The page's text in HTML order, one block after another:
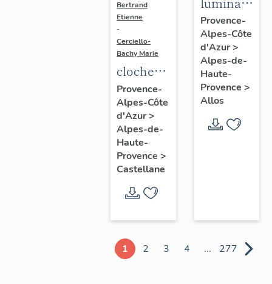
Bertrand
Etienne
-
Cerciello-
Bachy Marie
cloche
(N° 1)
Provence-
Alpes-Côte
d'Azur>
Alpes-de-
Haute-
Provence >
Castellane
d'applique
d'église
Provence-
Alpes-Côte
d'Azur>
Alpes-de-
Haute-
Provence >
Allos
1 2 3 4 ... 277